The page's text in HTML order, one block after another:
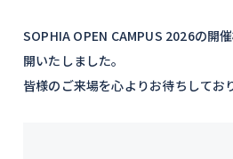
SOPHIA OPEN CAMPUS 2026の開
開いたしました。
皆様のご来場を心よりお待ちしてお